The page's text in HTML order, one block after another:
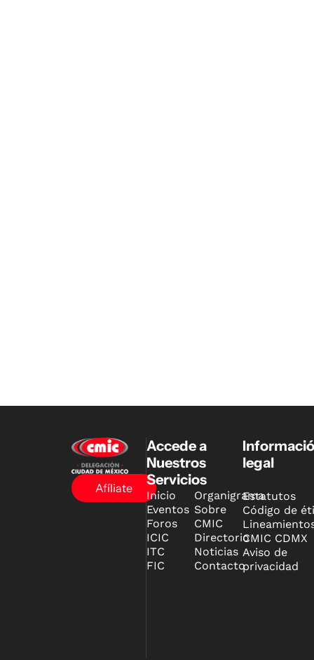
Afíliate
Accede a
Nuestros
Servicios
Inicio
Eventos
Foros
ICIC
ITC
FIC
Organigrama
Sobre
CMIC
Directorio
Noticias
Contacto
legal
Estatutos
Código de
CMIC CDMX
Aviso de
privacidad